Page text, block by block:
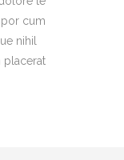
cum
nihil